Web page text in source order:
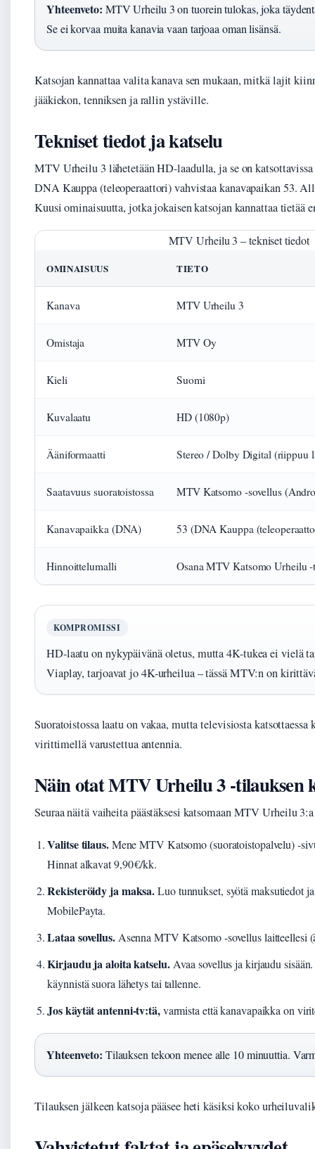
Yhteenveto: MTV Urheilu 3 on tuorein tulokas, joka
Se ei korvaa muita kanavia vaan tarjoaa oman lisänsä.
Katsojan kannattaa valita kanava sen mukaan, mitkä lajit
jääkiekon, tenniksen ja rallin ystäville.
Tekniset tiedot ja katselu
MTV Urheilu 3 lähetetään HD-laadulla, ja se on
DNA Kauppa (teleoperaattori) vahvistaa kanavapaikan 53.
Kuusi ominaisuutta, jotka jokaisen katsojan kannattaa tietää
MTV Urheilu 3 – tekniset tiedot
OMINAISUUS TIETO
Kanava MTV Urheilu 3
Omistaja MTV Oy
Kieli Suomi
Kuvalaatu HD (1080p)
Ääniformaatti Stereo / Dolby Digital (riippuu
Saatavuus suoratoistossa MTV Katsomo -sovellus
Kanavapaikka (DNA) 53 (DNA Kauppa
Hinnoittelumalli Osana MTV Katsomo Urheilu
KOMPROMISSI
HD-laatu on nykypäivänä oletus, mutta 4K-tukea ei vielä
Viaplay, tarjoavat jo 4K-urheilua – tässä MTV:n on
Suoratoistossa laatu on vakaa, mutta televisiosta
virittimellä varustettua antennia.
Näin otat MTV Urheilu 3 -tilauksen
Seuraa näitä vaiheita päästäksesi katsomaan MTV Urheilu
Valitse tilaus.Mene MTV Katsomo (suoratoistopalvelu) -
Hinnat alkavat 9,90 €/kk.
Rekisteröidy ja maksa.Luo tunnukset, syötä maksutiedot
MobilePayta.
Lataa sovellus.Asenna MTV Katsomo -sovellus laitteellesi
Kirjaudu ja aloita katselu.Avaa sovellus ja kirjaudu
käynnistä suora lähetys tai tallenne.
Jos käytät antenni-tv:tä,varmista että kanavapaikka on
Yhteenveto: Tilauksen tekoon menee alle 10 minuuttia.
Tilauksen jälkeen katsoja pääsee heti käsiksi koko